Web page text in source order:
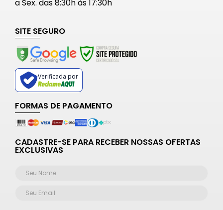
a Sex. das 8:30h às 17:30h
SITE SEGURO
Verificada por
FORMAS DE PAGAMENTO
CADASTRE-SE PARA RECEBER NOSSAS OFERTAS
EXCLUSIVAS